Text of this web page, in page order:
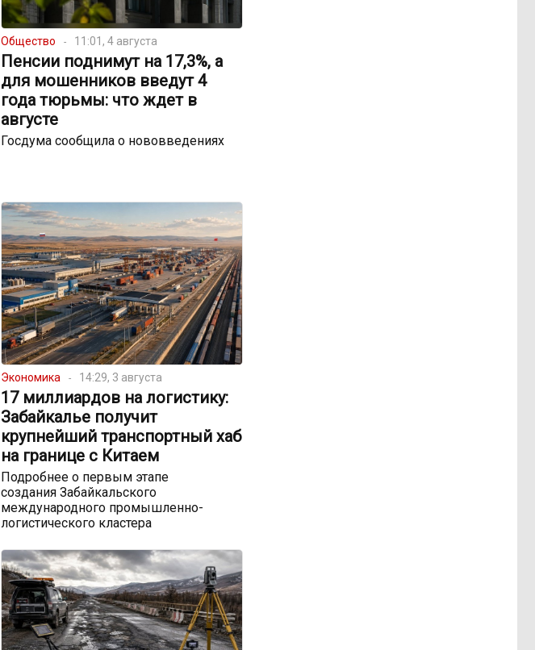
Общество 11:01, 4 августа
Пенсии поднимут на 17,3%, а
для мошенников введут 4
года тюрьмы: что ждет в
августе
Госдума сообщила о нововведениях
Экономика 14:29, 3 августа
17 миллиардов на логистику:
Забайкалье получит
крупнейший транспортный хаб
на границе с Китаем
Подробнее о первым этапе
создания Забайкальского
международного промышленно-
логистического кластера